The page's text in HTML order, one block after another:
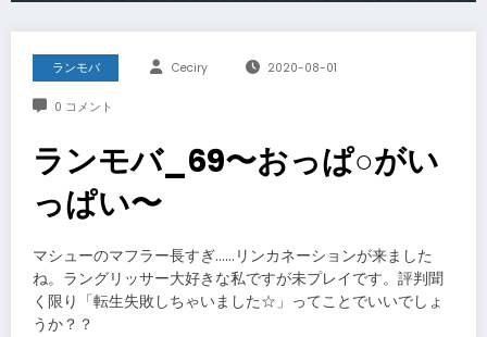
ランモバ Ceciry 2020-08-01
0 コメント
ランモバ_69〜おっぱ○がい
っぱい〜
マシューのマフラー長すぎ……リンカネーションが来ました
ね。ラングリッサー大好きな私ですが未プレイです。評判聞
く限り「転生失敗しちゃいました☆」ってことでいいでしょ
うか？？